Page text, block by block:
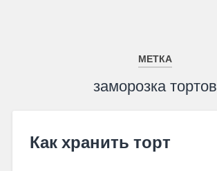
МЕТКА
заморозка тортов
Как хранить торт